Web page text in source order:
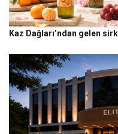
Kaz Dağları’ndan gelen